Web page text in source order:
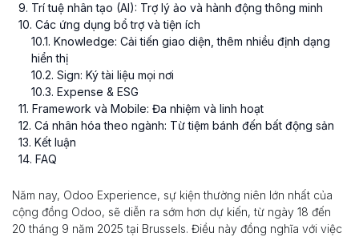
9. Trí tuệ nhân tạo (AI): Trợ lý ảo và hành động thông minh
10. Các ứng dụng bổ trợ và tiện ích
10.1. Knowledge: Cải tiến giao diện, thêm nhiều định dạng
hiển thị
10.2. Sign: Ký tài liệu mọi nơi
10.3. Expense & ESG
11. Framework và Mobile: Đa nhiệm và linh hoạt
12. Cá nhân hóa theo ngành: Từ tiệm bánh đến bất động sản
13. Kết luận
14. FAQ
Năm nay, Odoo Experience, sự kiện thường niên lớn nhất của
cộng đồng Odoo, sẽ diễn ra sớm hơn dự kiến, từ ngày 18 đến
20 tháng 9 năm 2025 tại Brussels. Điều này đồng nghĩa với việc